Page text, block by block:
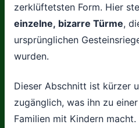
zerklüftetsten Form. Hier
einzelne, bizarre Türme,
ursprünglichen
wurden.
Dieser Abschnitt ist kürzer
zugänglich, was ihn zu
Familien mit Kindern macht.